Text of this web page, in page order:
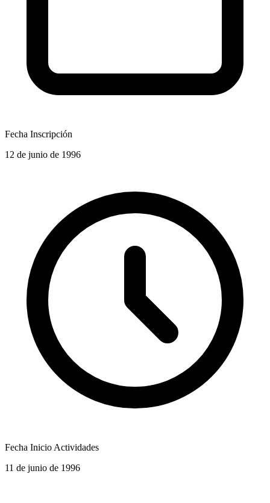
Fecha Inscripción
12 de junio de 1996
Fecha Inicio Actividades
11 de junio de 1996